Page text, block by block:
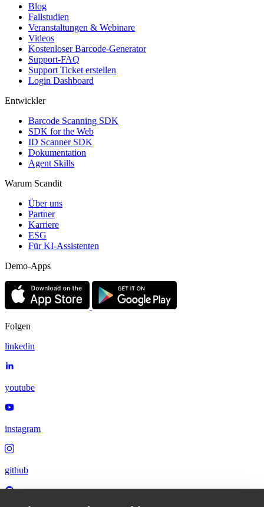
Blog
Fallstudien
Veranstaltungen & Webinare
Videos
Kostenloser Barcode-Generator
Support-FAQ
Support Ticket erstellen
Login Dashboard
Entwickler
Barcode Scanning SDK
SDK for the Web
ID Scanner SDK
Dokumentation
Agent Skills
Warum Scandit
Über uns
Partner
Karriere
ESG
Für KI-Assistenten
Demo-Apps
Folgen
linkedin
youtube
instagram
github